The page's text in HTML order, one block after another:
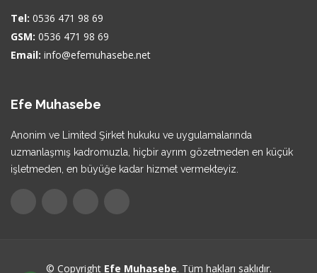
Tel: 0536 471 98 69
GSM: 0536 471 98 69
Email: info@efemuhasebe.net
Efe Muhasebe
Anonim ve Limited Şirket hukuku ve uygulamalarında
uzmanlaşmış kadromuzla, hiçbir ayrım gözetmeden en küçük
işletmeden, en büyüğe kadar hizmet vermekteyiz.
© Copyright Efe Muhasebe. Tüm hakları saklıdır.